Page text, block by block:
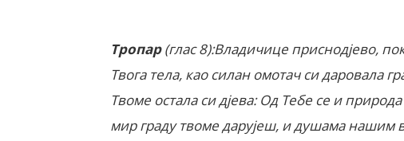
Тропар(глас 8):Владичице приснодјево,
Твога тела, као силан омотач си даровала
Твоме остала си дјева: Од Тебе се и
мир граду твоме дарујеш, и душама нашим